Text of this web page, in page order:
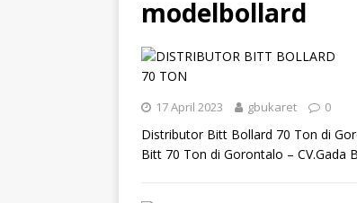
modelbollard
17 April 2023 gbukaret 0
Distributor Bitt Bollard 70 Ton di
Bitt 70 Ton di Gorontalo – CV.Gada